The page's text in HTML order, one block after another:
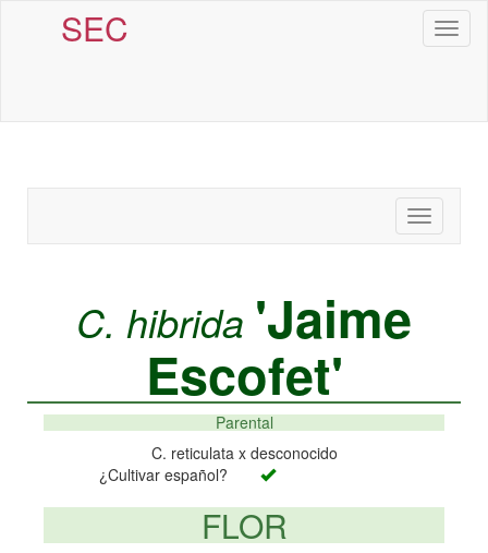
SEC
Toggle
navigation
C. hibrida 'Jaime
Escofet'
Parental
C. reticulata x desconocido
¿Cultivar español?
FLOR